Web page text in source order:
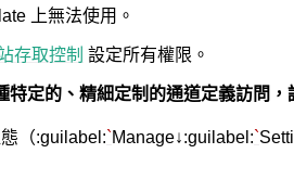
上無法使用。
存取控制 設定所有權限。
特定的、精細定制的通道定義訪問
（:guilabel:`Manage↓:guilabel:`